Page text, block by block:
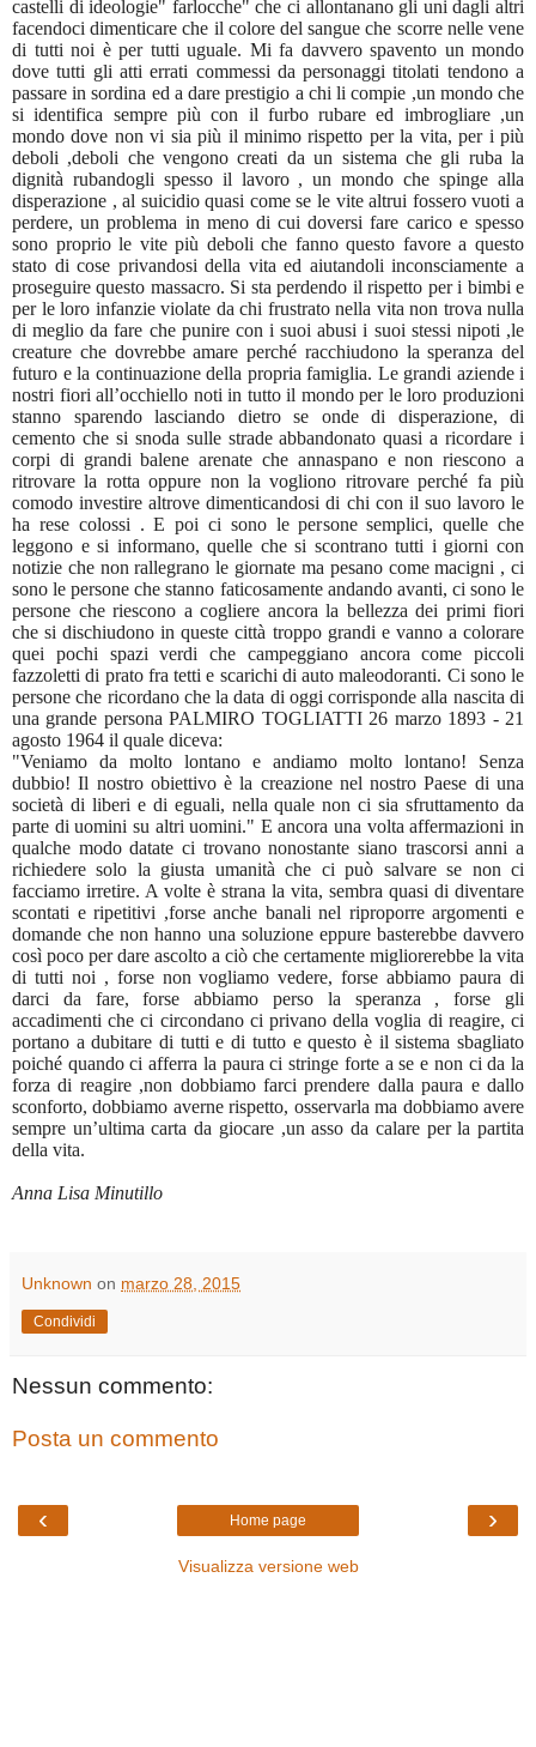
castelli di ideologie" farlocche" che ci allontanano gli uni dagli altri
facendoci dimenticare che il colore del sangue che scorre nelle vene
di tutti noi è per tutti uguale. Mi fa davvero spavento un mondo
dove tutti gli atti errati commessi da personaggi titolati tendono a
passare in sordina ed a dare prestigio a chi li compie ,un mondo che
si identifica sempre più con il furbo rubare ed imbrogliare ,un
mondo dove non vi sia più il minimo rispetto per la vita, per i più
deboli ,deboli che vengono creati da un sistema che gli ruba la
dignità rubandogli spesso il lavoro , un mondo che spinge alla
disperazione , al suicidio quasi come se le vite altrui fossero vuoti a
perdere, un problema in meno di cui doversi fare carico e spesso
sono proprio le vite più deboli che fanno questo favore a questo
stato di cose privandosi della vita ed aiutandoli inconsciamente a
proseguire questo massacro. Si sta perdendo il rispetto per i bimbi e
per le loro infanzie violate da chi frustrato nella vita non trova nulla
di meglio da fare che punire con i suoi abusi i suoi stessi nipoti ,le
creature che dovrebbe amare perché racchiudono la speranza del
futuro e la continuazione della propria famiglia. Le grandi aziende i
nostri fiori all’occhiello noti in tutto il mondo per le loro produzioni
stanno sparendo lasciando dietro se onde di disperazione, di
cemento che si snoda sulle strade abbandonato quasi a ricordare i
corpi di grandi balene arenate che annaspano e non riescono a
ritrovare la rotta oppure non la vogliono ritrovare perché fa più
comodo investire altrove dimenticandosi di chi con il suo lavoro le
ha rese colossi . E poi ci sono le persone semplici, quelle che
leggono e si informano, quelle che si scontrano tutti i giorni con
notizie che non rallegrano le giornate ma pesano come macigni , ci
sono le persone che stanno faticosamente andando avanti, ci sono le
persone che riescono a cogliere ancora la bellezza dei primi fiori
che si dischiudono in queste città troppo grandi e vanno a colorare
quei pochi spazi verdi che campeggiano ancora come piccoli
fazzoletti di prato fra tetti e scarichi di auto maleodoranti. Ci sono le
persone che ricordano che la data di oggi corrisponde alla nascita di
una grande persona PALMIRO TOGLIATTI 26 marzo 1893 - 21
agosto 1964 il quale diceva:
"Veniamo da molto lontano e andiamo molto lontano! Senza
dubbio! Il nostro obiettivo è la creazione nel nostro Paese di una
società di liberi e di eguali, nella quale non ci sia sfruttamento da
parte di uomini su altri uomini." E ancora una volta affermazioni in
qualche modo datate ci trovano nonostante siano trascorsi anni a
richiedere solo la giusta umanità che ci può salvare se non ci
facciamo irretire. A volte è strana la vita, sembra quasi di diventare
scontati e ripetitivi ,forse anche banali nel riproporre argomenti e
domande che non hanno una soluzione eppure basterebbe davvero
così poco per dare ascolto a ciò che certamente migliorerebbe la vita
di tutti noi , forse non vogliamo vedere, forse abbiamo paura di
darci da fare, forse abbiamo perso la speranza , forse gli
accadimenti che ci circondano ci privano della voglia di reagire, ci
portano a dubitare di tutti e di tutto e questo è il sistema sbagliato
poiché quando ci afferra la paura ci stringe forte a se e non ci da la
forza di reagire ,non dobbiamo farci prendere dalla paura e dallo
sconforto, dobbiamo averne rispetto, osservarla ma dobbiamo avere
sempre un’ultima carta da giocare ,un asso da calare per la partita
della vita.
Anna Lisa Minutillo
Unknown on marzo 28, 2015
Condividi
Nessun commento:
Posta un commento
‹ ›
Home page
Visualizza versione web